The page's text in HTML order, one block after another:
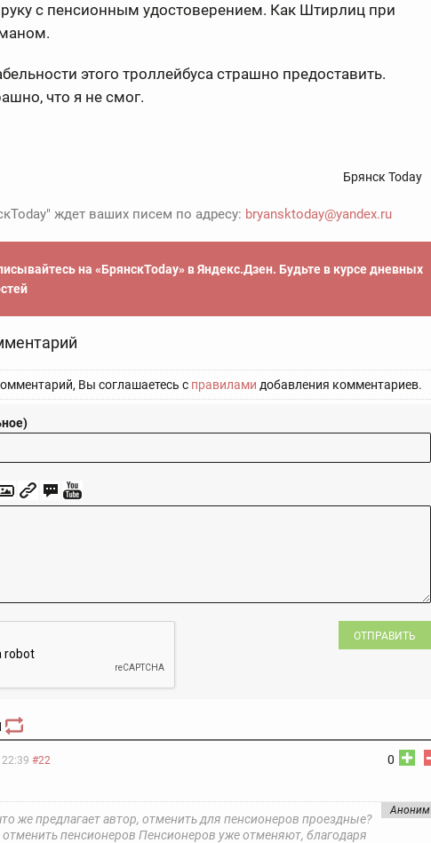
с пенсионным удостоверением. Как Штирлиц при
этого троллейбуса страшно предоставить.
что я не смог.
Брянск Today
ждет ваших писем по адресу: bryansktoday@yandex.ru
на «БрянскToday» в Яндекс.Дзен. Будьте в курсе дневных
Вы соглашаетесь с правилами добавления комментариев.
ОТПРАВИТЬ
0
#22
Аноним
же предлагает автор, отменить для пенсионеров проездные?
пенсионеров Пенсионеров уже отменяют, благодаря